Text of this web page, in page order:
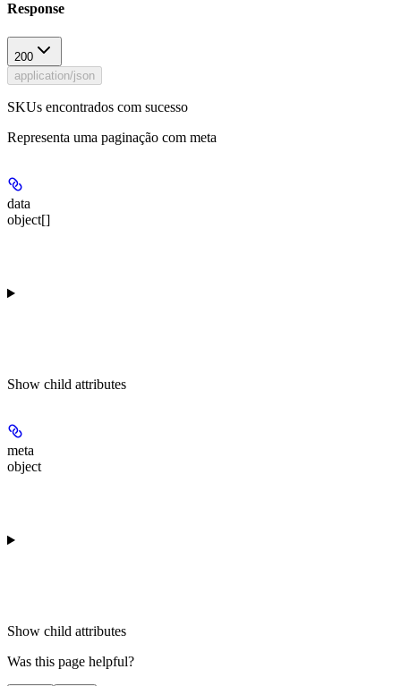
Response
200
application/json
SKUs encontrados com sucesso
Representa uma paginação com meta
data
object[]
Show child attributes
meta
object
Show child attributes
Was this page helpful?